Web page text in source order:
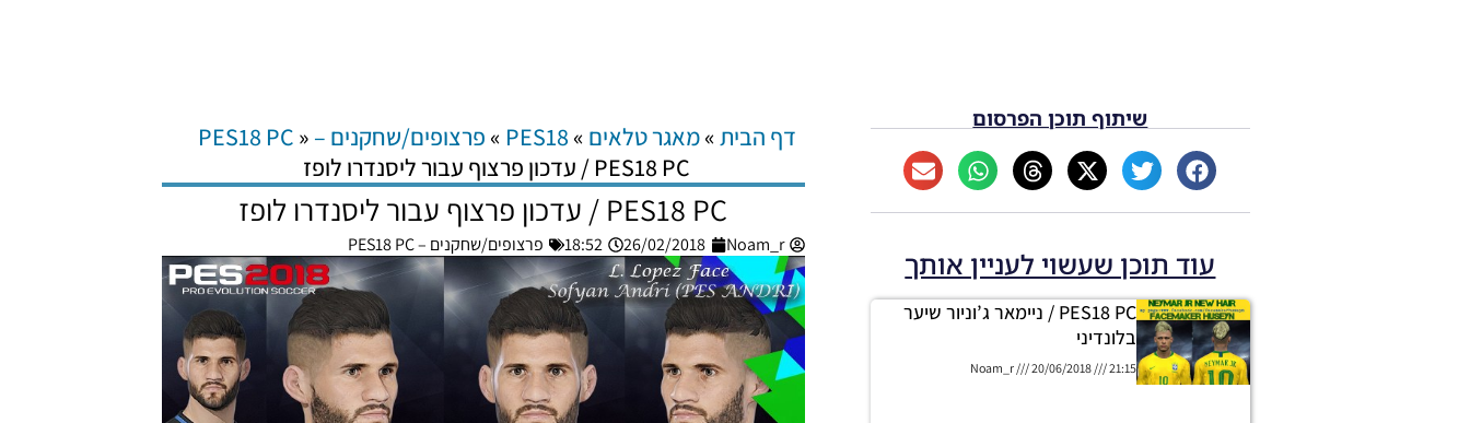
דף הבית »מאגר טלאים »
PES18
» פרצופים/שחקנים – PES18 PC »
PES18 PC / עדכון פרצוף עבור ליסנדרו לופז
PES18 PC / עדכון פרצוף עבור ליסנדרו לופז
Noam_r
26/02/2018
18:52 פרצופים/שחקנים – PES18 PC
שיתוף תוכן הפרסום
עוד תוכן שעשוי לעניין אותך
PES18 PC / ניימאר ג’וניור שיער
בלונדיני
Noam_r 20/06/2018 21:15